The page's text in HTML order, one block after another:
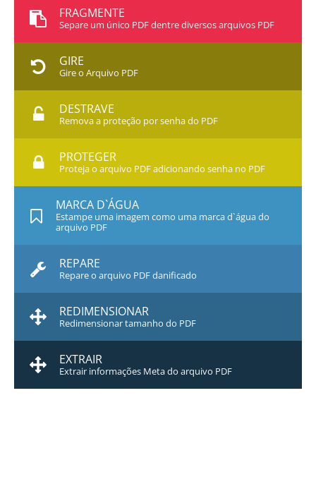
FRAGMENTE
Separe um único PDF dentre diversos arquivos PDF
GIRE
Gire o Arquivo PDF
DESTRAVE
Remova a proteção por senha do PDF
PROTEGER
Proteja o arquivo PDF adicionando senha no PDF
MARCA D`ÁGUA
Estampe uma imagem como uma marca d`água do
arquivo PDF
REPARE
Repare o arquivo PDF danificado
REDIMENSIONAR
Redimensionar tamanho do PDF
EXTRAIR
Extrair informações Meta do arquivo PDF